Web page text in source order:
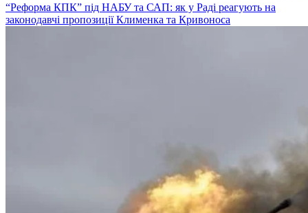
“Реформа КПК” під НАБУ та САП: як у Раді реагують на
законодавчі пропозиції Клименка та Кривоноса